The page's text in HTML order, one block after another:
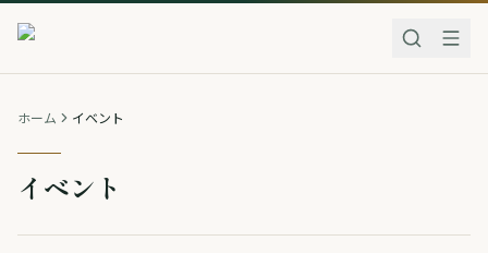
ホーム イベント
イベント